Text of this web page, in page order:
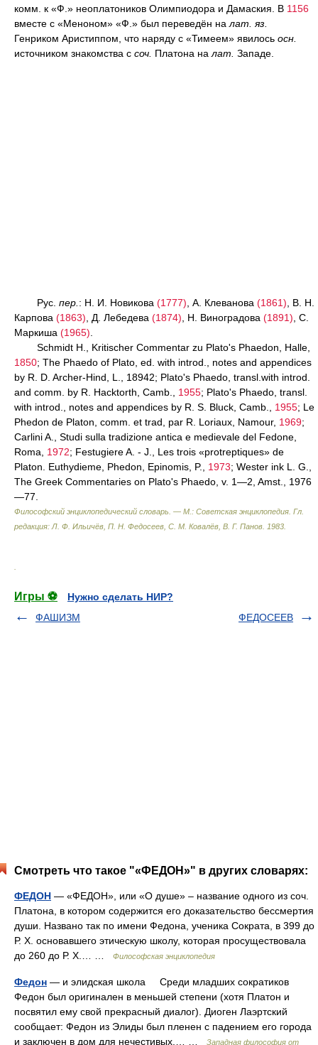
комм. к «Ф.» неоплатоников Олимпиодора и Дамаския. В 1156
вместе с «Меноном» «Ф.» был переведён на лат. яз.
Генриком Аристиппом, что наряду с «Тимеем» явилось осн.
источником знакомства с соч. Платона на лат. Западе.
Рус. пер. : Н. И. Новикова (1777) , А. Клеванова (1861) , В. Н.
Карпова (1863) , Д. Лебедева (1874) , Н. Виноградова (1891) , С.
Маркиша (1965)
Schmidt H., Kritischer Commentar zu Plato's Phaedon, Halle,
1850; The Phaedo of Plato, ed. with introd., notes and appendices
by R. D. Archer-Hind, L., 18942; Plato's Phaedo, transl.with introd.
and comm. by R. Hacktorth, Camb., 1955; Plato's Phaedo, transl.
with introd., notes and appendices by R. S. Bluck, Camb., 1955; Le
Phedon de Platon, comm. et trad, par R. Loriaux, Namour, 1969;
Carlini A., Studi sulla tradizione antica e medievale del Fedone,
Roma, 1972; Festugiere A. - J., Les trois «protreptiques» de
Platon. Euthydieme, Phedon, Epinomis, P., 1973; Wester ink L. G.,
The Greek Commentaries on Plato's Phaedo, v. 1—2, Amst., 1976
—77.
Философский энциклопедический словарь. — М.: Советская энциклопедия Гл.
редакция: Л. Ф. Ильичёв, П. Н. Федосеев, С. М. Ковалёв, В. Г. Панов 1983
Игры ⚽
Нужно сделать НИР?
ФАШИЗМ
ФЕДОСЕЕВ
Смотреть что такое "«ФЕДОН»" в других словарях:
ФЕДОН — «ФЕДОН», или «О душе» – название одного из соч.
Платона, в котором содержится его доказательство бессмертия
души. Названо так по имени Федона, ученика Сократа, в 399 до
Р. X. основавшего этическую школу, которая просуществовала
до 260 до Р. X.… …
Философская энциклопедия
Федон — и элидская школа Среди младших сократиков
Федон был оригинален в меньшей степени (хотя Платон и
посвятил ему свой прекрасный диалог). Диоген Лаэртский
сообщает: Федон из Элиды был пленен с падением его города
и заключен в дом для нечестивых.… …
Западная философия от